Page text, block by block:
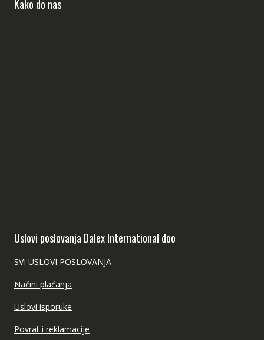
Kako do nas
Uslovi poslovanja Dalex International doo
SVI USLOVI POSLOVANJA
Načini plaćanja
Uslovi isporuke
Povrat i reklamacije